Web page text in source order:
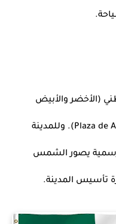
(الأخضر والأبيض
والأحمر) في "حديقة الأسلحة" (Plaza de Armas). وللمدينة
يصور الشمس
تأسيس المدينة.